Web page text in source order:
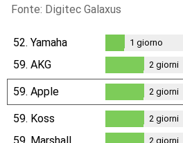
Fonte: Digitec Galaxus
52. Yamaha
giorno
1 giorno
59. AKG
2giorni
2 giorni
59. Apple
2giorni
2 giorni
59. Koss
2giorni
2 giorni
2 giorni